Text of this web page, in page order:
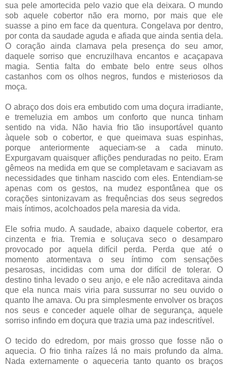
sua pele amortecida pelo vazio que ela deixara. O mundo
sob aquele cobertor não era morno, por mais que ele
suasse a pino em face da quentura. Congelava por dentro,
por conta da saudade aguda e afiada que ainda sentia dela.
O coração ainda clamava pela presença do seu amor,
daquele sorriso que encruzilhava encantos e acaçapava
magia. Sentia falta do embate belo entre seus olhos
castanhos com os olhos negros, fundos e misteriosos da
moça.
O abraço dos dois era embutido com uma doçura irradiante,
e tremeluzia em ambos um conforto que nunca tinham
sentido na vida. Não havia frio tão insuportável quanto
àquele sob o cobertor, e que queimava suas espinhas,
porque anteriormente aqueciam-se a cada minuto.
Expurgavam quaisquer aflições penduradas no peito. Eram
gêmeos na medida em que se completavam e saciavam as
necessidades que tinham nascido com eles. Entendiam-se
apenas com os gestos, na mudez espontânea que os
corações sintonizavam as frequências dos seus segredos
mais íntimos, acolchoados pela maresia da vida.
Ele sofria mudo. A saudade, abaixo daquele cobertor, era
cinzenta e fria. Tremia e soluçava seco o desamparo
provocado por aquela difícil perda. Perda que até o
momento atormentava o seu íntimo com sensações
pesarosas, incididas com uma dor difícil de tolerar. O
destino tinha levado o seu anjo, e ele não acreditava ainda
que ela nunca mais viria para sussurrar no seu ouvido o
quanto lhe amava. Ou pra simplesmente envolver os braços
nos seus e conceder aquele olhar de segurança, aquele
sorriso infindo em doçura que trazia uma paz indescritível.
O tecido do edredom, por mais grosso que fosse não o
aquecia. O frio tinha raízes lá no mais profundo da alma.
Nada externamente o aqueceria tanto quanto os braços